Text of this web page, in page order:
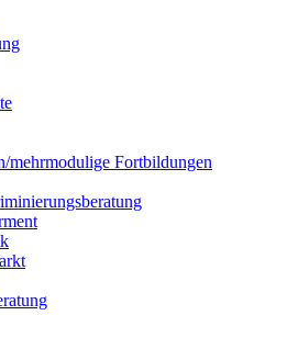
mehrmodulige Fortbildungen